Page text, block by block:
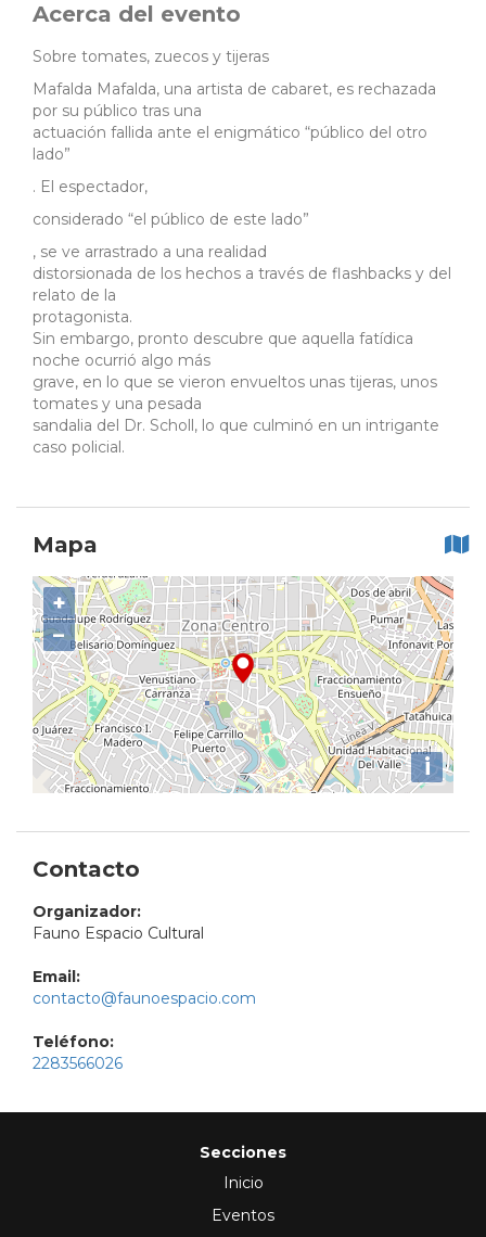
Acerca del evento
Sobre tomates, zuecos y tijeras
Mafalda Mafalda, una artista de cabaret, es rechazada
por su público tras una
actuación fallida ante el enigmático “público del otro
lado”
. El espectador,
considerado “el público de este lado”
, se ve arrastrado a una realidad
distorsionada de los hechos a través de flashbacks y del
relato de la
protagonista.
Sin embargo, pronto descubre que aquella fatídica
noche ocurrió algo más
grave, en lo que se vieron envueltos unas tijeras, unos
tomates y una pesada
sandalia del Dr. Scholl, lo que culminó en un intrigante
caso policial.
Mapa
+
−
i
Contacto
Organizador:
Fauno Espacio Cultural
Email:
contacto@faunoespacio.com
Teléfono:
2283566026
Secciones
Inicio
Eventos